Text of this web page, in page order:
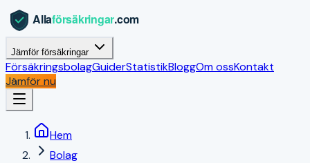
Jämför försäkringar
FörsäkringsbolagGuiderStatistikBloggOm ossKontakt
Jämför nu
Hem
Bolag